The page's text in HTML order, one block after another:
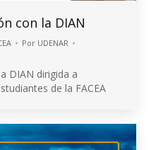
con la DIAN
Por UDENAR
DIAN dirigida a
de la FACEA